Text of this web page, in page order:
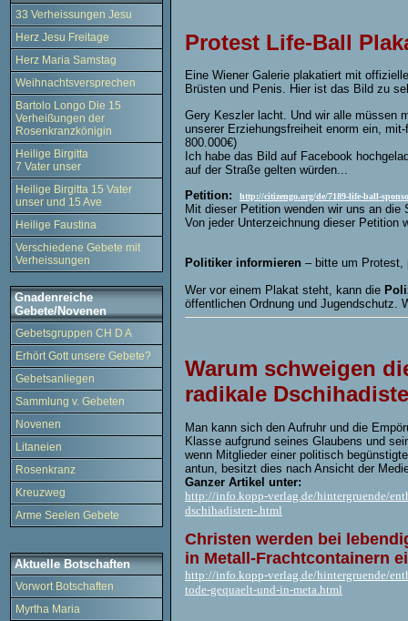
33 Verheissungen Jesu
Herz Jesu Freitage
Herz Maria Samstag
Weihnachtsversprechen
Bartolo Longo Die 15
Verheißungen der
Rosenkranzkönigin
Heilige Birgitta
7 Vater unser
Heilige Birgitta 15 Vater
unser und 15 Ave
Heilige Faustina
Verschiedene Gebete mit
Verheissungen
Gnadenreiche
Gebete/Novenen
Gebetsgruppen CH D A
Erhört Gott unsere Gebete?
Gebetsanliegen
Sammlung v. Gebeten
Novenen
Litaneien
Rosenkranz
Kreuzweg
Arme Seelen Gebete
Aktuelle Botschaften
Vorwort Botschaften
Myrtha Maria
Protest Life-Ball
Eine Wiener Galerie plakatiert mit
Brüsten und Penis. Hier ist das Bild zu
Gery Keszler lacht. Und wir alle müssen
unserer Erziehungsfreiheit enorm ein,
800.000€)
Ich habe das Bild auf Facebook
auf der Straße gelten würden...
Petition:
http://citizengo.org/de/7189-life-ball-
Mit dieser Petition wenden wir uns an
Von jeder Unterzeichnung dieser Petition
Politiker informieren – bitte um Protest,
Wer vor einem Plakat steht, kann die
öffentlichen Ordnung und Jugendschutz.
Warum schweigen
radikale
Man kann sich den Aufruhr und die
Klasse aufgrund seines Glaubens und
wenn Mitglieder einer politisch
antun, besitzt dies nach Ansicht der
Ganzer Artikel unter:
http://info.kopp-verlag.de/hintergruende/
dschihadisten-.html
Christen werden bei
in Metall-Frachtcontainern
http://info.kopp-verlag.de/hintergruende/
tode-gequaelt-und-in-meta.html